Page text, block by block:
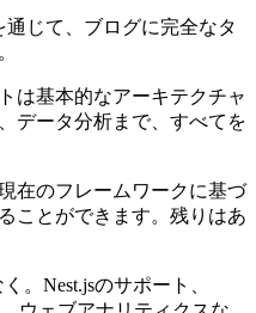
じて、ブログに完全なタ
は基本的なアーキテクチャ
データ分析まで、すべてを
在のフレームワークに基づ
ことができます。残りはあ
。Nest.jsのサポート、